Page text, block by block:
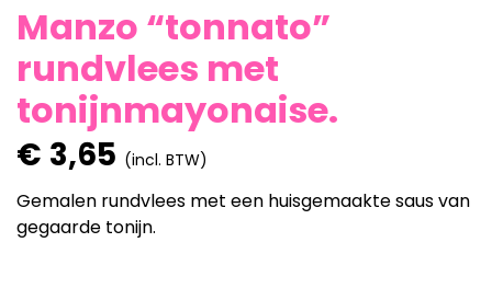
Manzo “tonnato”
rundvlees met
tonijnmayonaise.
€ 3,65 (incl. BTW)
Gemalen rundvlees met een huisgemaakte saus van
gegaarde tonijn.